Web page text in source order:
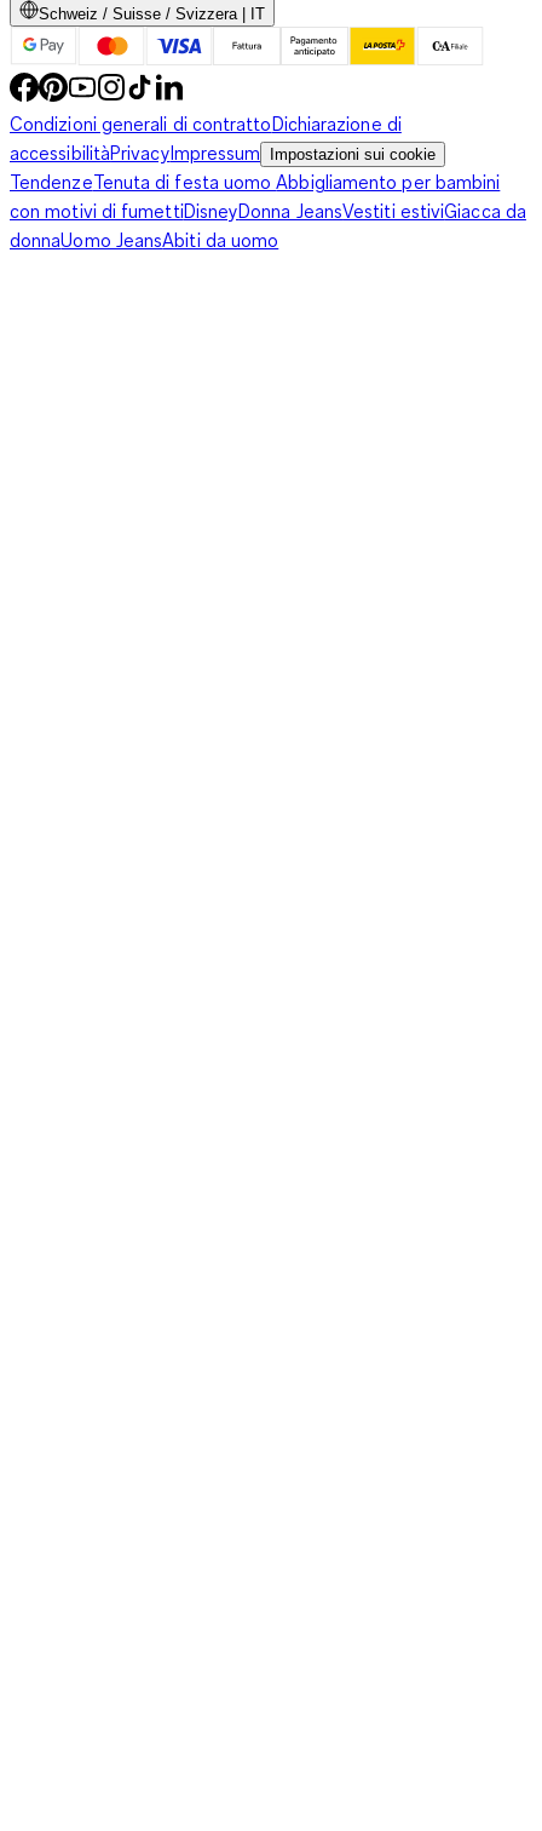
Schweiz / Suisse / Svizzera | IT
Condizioni generali di contrattoDichiarazione di
accessibilitàPrivacyImpressum Impostazioni sui cookie
TendenzeTenuta di festa uomoAbbigliamento per bambini
con motivi di fumettiDisneyDonna JeansVestiti estiviGiacca da
donnaUomo JeansAbiti da uomo